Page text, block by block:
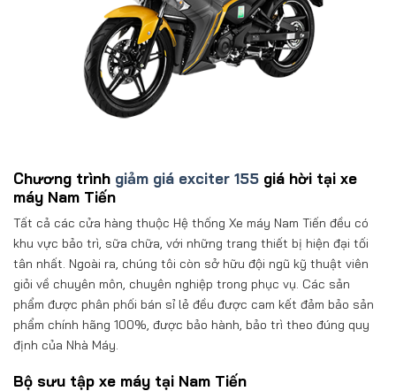
Chương trình giảm giá exciter 155 giá hời tại xe
máy Nam Tiến
Tất cả các cửa hàng thuộc Hệ thống Xe máy Nam Tiến đều có
khu vực bảo trì, sữa chữa, với những trang thiết bị hiện đại tối
tân nhất. Ngoài ra, chúng tôi còn sở hữu đội ngũ kỹ thuật viên
giỏi về chuyên môn, chuyên nghiệp trong phục vụ. Các sản
phẩm được phân phối bán sỉ lẻ đều được cam kết đảm bảo sản
phẩm chính hãng 100%, được bảo hành, bảo trì theo đúng quy
định của Nhà Máy.
Bộ sưu tập xe máy tại Nam Tiến